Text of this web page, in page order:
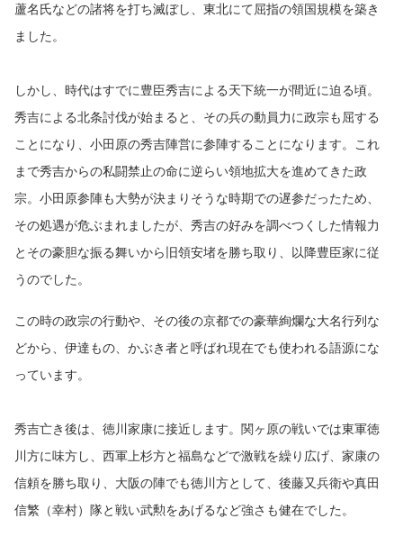
蘆名氏などの諸将を打ち滅ぼし、東北にて屈指の領国規模を築き
ました。
しかし、時代はすでに豊臣秀吉による天下統一が間近に迫る頃。
秀吉による北条討伐が始まると、その兵の動員力に政宗も屈する
ことになり、小田原の秀吉陣営に参陣することになります。これ
まで秀吉からの私闘禁止の命に逆らい領地拡大を進めてきた政
宗。小田原参陣も大勢が決まりそうな時期での遅参だったため、
その処遇が危ぶまれましたが、秀吉の好みを調べつくした情報力
とその豪胆な振る舞いから旧領安堵を勝ち取り、以降豊臣家に従
うのでした。
この時の政宗の行動や、その後の京都での豪華絢爛な大名行列な
どから、伊達もの、かぶき者と呼ばれ現在でも使われる語源にな
っています。
秀吉亡き後は、徳川家康に接近します。関ヶ原の戦いでは東軍徳
川方に味方し、西軍上杉方と福島などで激戦を繰り広げ、家康の
信頼を勝ち取り、大阪の陣でも徳川方として、後藤又兵衛や真田
信繁（幸村）隊と戦い武勲をあげるなど強さも健在でした。